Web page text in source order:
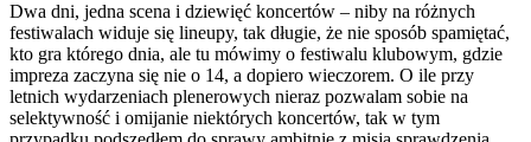
Dwa dni, jedna scena i dziewięć koncertów – niby na różnych
festiwalach widuje się lineupy, tak długie, że nie sposób spamiętać,
kto gra którego dnia, ale tu mówimy o festiwalu klubowym, gdzie
impreza zaczyna się nie o 14, a dopiero wieczorem. O ile przy
letnich wydarzeniach plenerowych nieraz pozwalam sobie na
selektywność i omijanie niektórych koncertów, tak w tym